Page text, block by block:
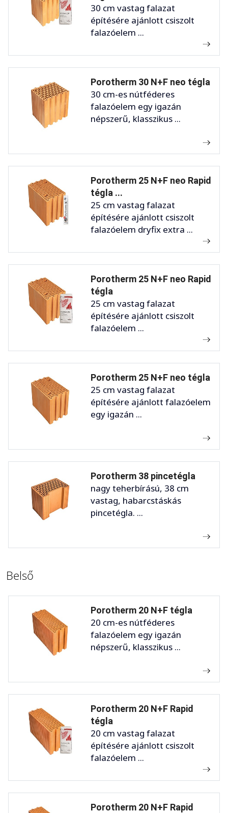
30 cm vastag falazat
építésére ajánlott csiszolt
falazóelem ...
Porotherm 30 N+F neo tégla
30 cm-es nútféderes
falazóelem egy igazán
népszerű, klasszikus ...
Porotherm 25 N+F neo Rapid
tégla ...
25 cm vastag falazat
építésére ajánlott csiszolt
falazóelem dryfix extra ...
Porotherm 25 N+F neo Rapid
tégla
25 cm vastag falazat
építésére ajánlott csiszolt
falazóelem ...
Porotherm 25 N+F neo tégla
25 cm vastag falazat
építésére ajánlott falazóelem
egy igazán ...
Porotherm 38 pincetégla
nagy teherbírású, 38 cm
vastag, habarcstáskás
pincetégla. ...
Belső
Porotherm 20 N+F tégla
20 cm-es nútféderes
falazóelem egy igazán
népszerű, klasszikus ...
Porotherm 20 N+F Rapid
tégla
20 cm vastag falazat
építésére ajánlott csiszolt
falazóelem ...
Porotherm 20 N+F Rapid